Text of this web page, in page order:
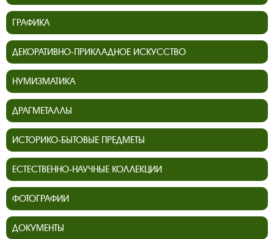
ГРАФИКА
ДЕКОРАТИВНО-ПРИКЛАДНОЕ ИСКУССТВО
НУМИЗМАТИКА
ДРАГМЕТАЛЛЫ
ИСТОРИКО-БЫТОВЫЕ ПРЕДМЕТЫ
ЕСТЕСТВЕННО-НАУЧНЫЕ КОЛЛЕКЦИИ
ФОТОГРАФИИ
ДОКУМЕНТЫ